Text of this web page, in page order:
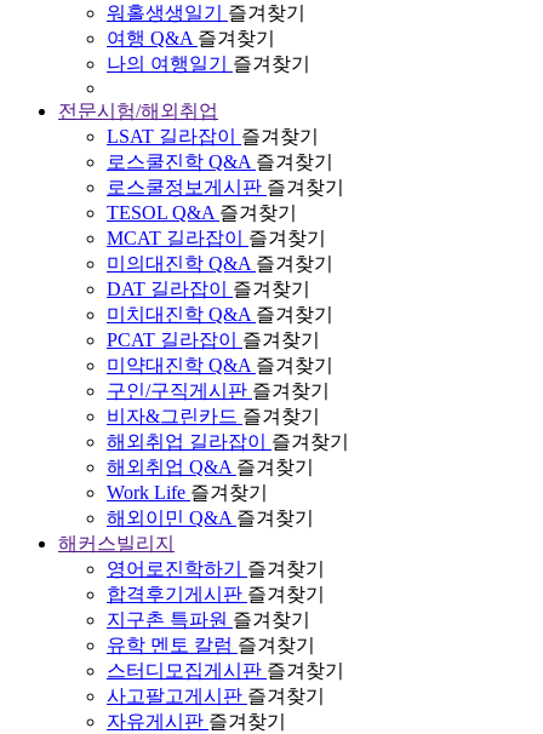
워홀생생일기
즐겨찾기
여행 Q&A 즐겨찾기
나의 여행일기
즐겨찾기
전문시험/해외취업
LSAT 길라잡이
즐겨찾기
로스쿨진학 Q&A 즐겨찾기
로스쿨정보게시판 즐겨찾기
TESOL Q&A 즐겨찾기
MCAT 길라잡이
즐겨찾기
미의대진학 Q&A 즐겨찾기
DAT 길라잡이
즐겨찾기
미치대진학 Q&A 즐겨찾기
PCAT 길라잡이
즐겨찾기
미약대진학 Q&A 즐겨찾기
구인/구직게시판 즐겨찾기
비자&그린카드 즐겨찾기
해외취업 길라잡이
즐겨찾기
해외취업 Q&A 즐겨찾기
Work Life 즐겨찾기
해외이민 Q&A 즐겨찾기
해커스빌리지
영어로진학하기
즐겨찾기
합격후기게시판 즐겨찾기
지구촌 특파원 즐겨찾기
유학 멘토 칼럼 즐겨찾기
스터디모집게시판 즐겨찾기
사고팔고게시판 즐겨찾기
자유게시판 즐겨찾기